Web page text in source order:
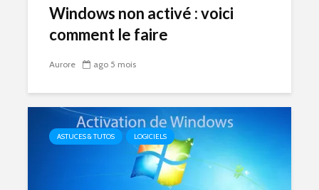
Windows non activé : voici
comment le faire
Aurore ago 5 mois
ASTUCES & TUTOS LOGICIELS